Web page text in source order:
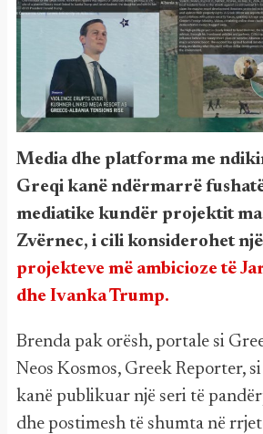
Media dhe platforma me
Greqi kanë ndërmarrë
mediatike kundër projektit
Zvërnec, i cili konsiderohet
projekteve më ambicioze të
dhe Ivanka Trump.
Brenda pak orësh, portale si
Neos Kosmos, Greek Reporter,
kanë publikuar një seri të
dhe postimesh të shumta në